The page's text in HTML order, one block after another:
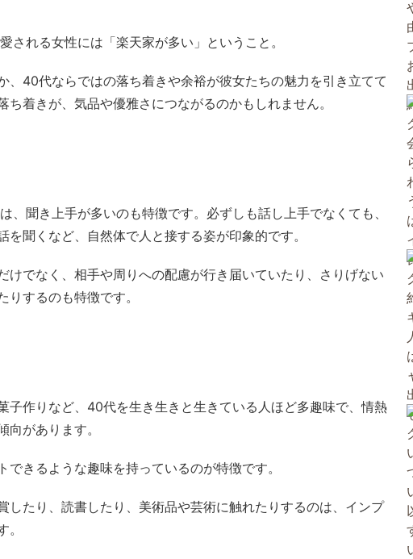
される女性には「楽天家が多い」ということ。
、40代ならではの落ち着きや余裕が彼女たちの魅力を引き立てて
ち着きが、気品や優雅さにつながるのかもしれません。
、聞き上手が多いのも特徴です。必ずしも話し上手でなくても、
を聞くなど、自然体で人と接する姿が印象的です。
けでなく、相手や周りへの配慮が行き届いていたり、さりげない
するのも特徴です。
子作りなど、40代を生き生きと生きている人ほど多趣味で、情熱
向があります。
できるような趣味を持っているのが特徴です。
したり、読書したり、美術品や芸術に触れたりするのは、インプ